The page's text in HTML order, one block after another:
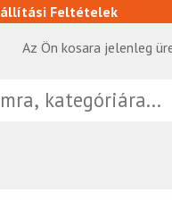
Feltételek
Az Ön kosara jelenleg